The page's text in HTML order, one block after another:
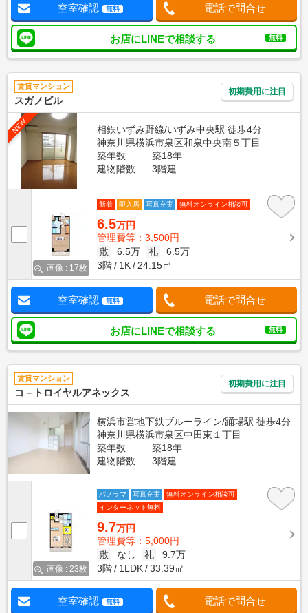
空室確認 無料 電話で問合せ
お店にLINEで相談する 無料
賃貸マンション
スガノビル
初期費用に注目
NEW
相鉄いずみ野線/いずみ中央駅 徒歩4分
神奈川県横浜市泉区和泉中央南５丁目
築年数
築18年
建物階数
3階建
画像 : 17枚
新着 即入居 写真充実 無料オンライン相談可
6.5万円
管理費等：3,500円
敷
6.5万 礼
6.5万
3階
1K 24.15㎡
空室確認 無料 電話で問合せ
お店にLINEで相談する 無料
賃貸マンション
コ－トロイヤルアネックス
初期費用に注目
横浜市営地下鉄ブルーライン/踊場駅 徒歩4分
神奈川県横浜市泉区中田東１丁目
築年数
築18年
建物階数
3階建
画像 : 23枚
パノラマ 写真充実
無料オンライン相談可
インターネット無料
9.7万円
管理費等：5,000円
敷
なし 礼
9.7万
3階
1LDK 33.39㎡
空室確認 無料 電話で問合せ